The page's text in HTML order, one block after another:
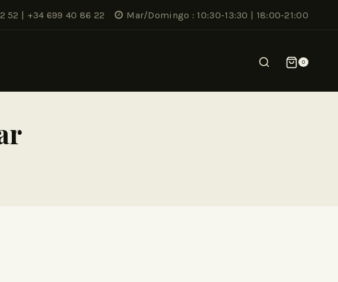
52 | +34 699 40 86 22 Mar/Domingo : 10:30-13:30 | 18:00-21:00
0